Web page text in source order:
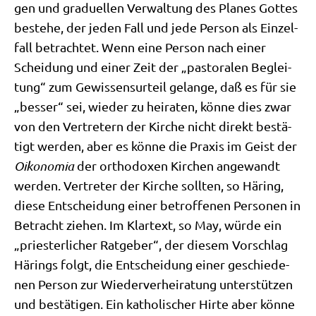
gen und gra­du­el­len Ver­wal­tung des Pla­nes Got­tes
bestehe, der jeden Fall und jede Per­son als Ein­zel­
fall betrach­tet. Wenn eine Per­son nach einer
Schei­dung und einer Zeit der „pasto­ra­len Beglei­
tung“ zum Gewis­sen­s­ur­teil gelan­ge, daß es für sie
„bes­ser“ sei, wie­der zu hei­ra­ten, kön­ne dies zwar
von den Ver­tre­tern der Kir­che nicht direkt bestä­
tigt wer­den, aber es kön­ne die Pra­xis im Geist der
Oiko­no­miader ortho­do­xen Kir­chen ange­wandt
wer­den. Ver­tre­ter der Kir­che soll­ten, so Här­ing,
die­se Ent­schei­dung einer betrof­fe­nen Per­so­nen in
Betracht zie­hen. Im Klar­text, so May, wür­de ein
„prie­ster­li­cher Rat­ge­ber“, der die­sem Vor­schlag
Härings folgt, die Ent­schei­dung einer geschie­de­
nen Per­son zur Wie­der­ver­hei­ra­tung unter­stüt­zen
und bestä­ti­gen. Ein katho­li­scher Hir­te aber kön­ne